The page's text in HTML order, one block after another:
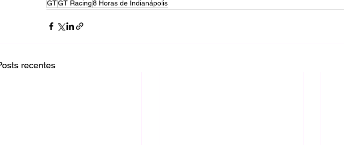
GTGT Racing8 Horas de Indianápolis
recentes